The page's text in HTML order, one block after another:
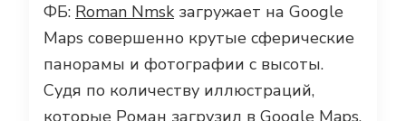
ФБ: Roman Nmsk загружает на Google
Maps совершенно крутые сферические
панорамы и фотографии с высоты.
Судя по количеству иллюстраций,